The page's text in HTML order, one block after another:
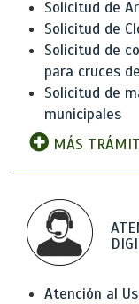
Solicitud de
Solicitud de
Solicitud de
para cruces
Solicitud de
municipales
MÁS
Atención al